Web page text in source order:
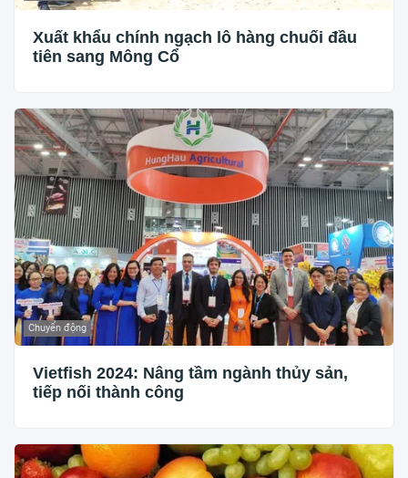
Xuất khẩu chính ngạch lô hàng chuối đầu
tiên sang Mông Cổ
Chuyển động
Vietfish 2024: Nâng tầm ngành thủy sản,
tiếp nối thành công